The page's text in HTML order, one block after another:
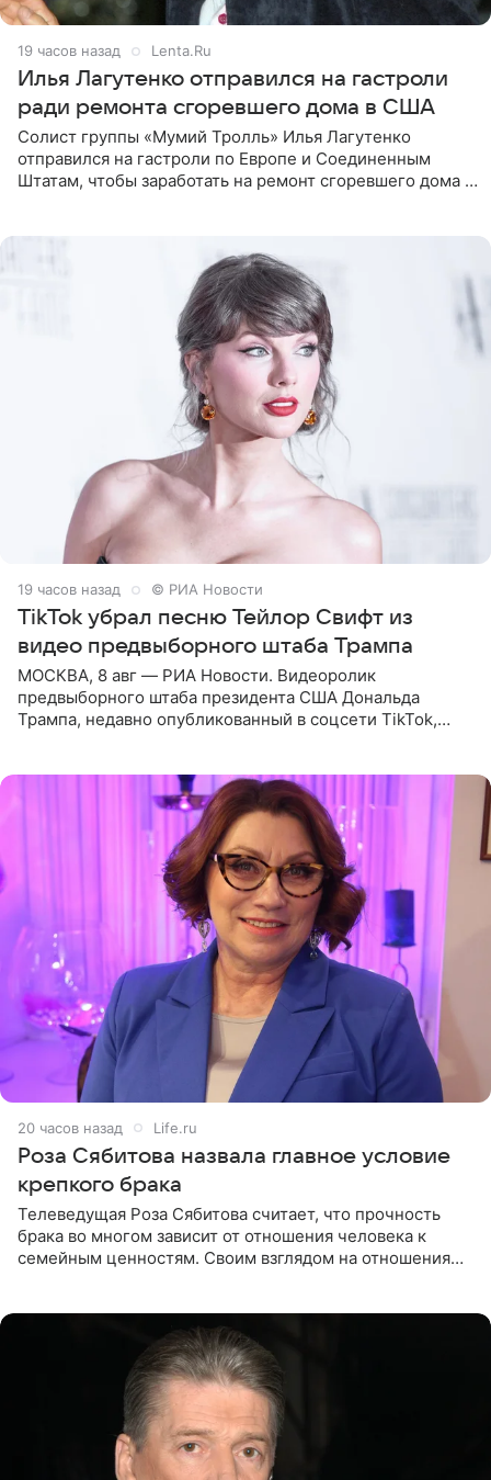
19 часов назад Lenta.Ru
Илья Лагутенко отправился на гастроли
ради ремонта сгоревшего дома в США
Солист группы «Мумий Тролль» Илья Лагутенко
отправился на гастроли по Европе и Соединенным
Штатам, чтобы заработать на ремонт сгоревшего дома в
19 часов назад © РИА Новости
TikTok убрал песню Тейлор Свифт из
видео предвыборного штаба Трампа
МОСКВА, 8 авг — РИА Новости. Видеоролик
предвыборного штаба президента США Дональда
Трампа, недавно опубликованный в соцсети TikTok,
20 часов назад Life.ru
Роза Сябитова назвала главное условие
крепкого брака
Телеведущая Роза Сябитова считает, что прочность
брака во многом зависит от отношения человека к
семейным ценностям. Своим взглядом на отношения